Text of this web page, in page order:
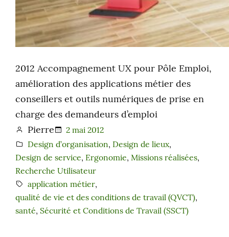
2012 Accompagnement UX pour Pôle Emploi,
amélioration des applications métier des
conseillers et outils numériques de prise en
charge des demandeurs d’emploi
Pierre
2 mai 2012
Design d’organisation, Design de lieux,
Design de service, Ergonomie, Missions réalisées,
Recherche Utilisateur
application métier,
qualité de vie et des conditions de travail (QVCT),
santé, Sécurité et Conditions de Travail (SSCT)